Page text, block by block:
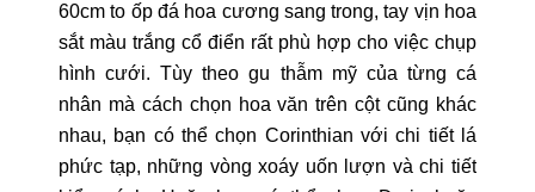
60cm to ốp đá hoa cương sang trong, tay vịn hoa
sắt màu trắng cổ điển rất phù hợp cho việc chụp
hình cưới. Tùy theo gu thẫm mỹ của từng cá
nhân mà cách chọn hoa văn trên cột cũng khác
nhau, bạn có thể chọn Corinthian với chi tiết lá
phức tạp, những vòng xoáy uốn lượn và chi tiết